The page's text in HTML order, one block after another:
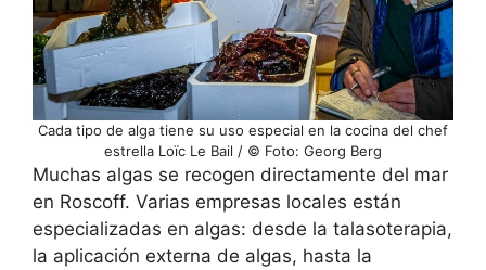
Cada tipo de alga tiene su uso especial en la cocina del chef
estrella Loïc Le Bail / © Foto: Georg Berg
Muchas algas se recogen directamente del mar
en Roscoff. Varias empresas locales están
especializadas en algas: desde la talasoterapia,
la aplicación externa de algas, hasta la